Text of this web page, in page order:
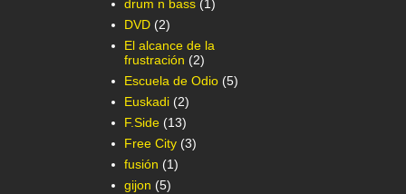
drum n bass (1)
DVD (2)
El alcance de la
frustración (2)
Escuela de Odio (5)
Euskadi (2)
F.Side (13)
Free City (3)
fusión (1)
gijon (5)